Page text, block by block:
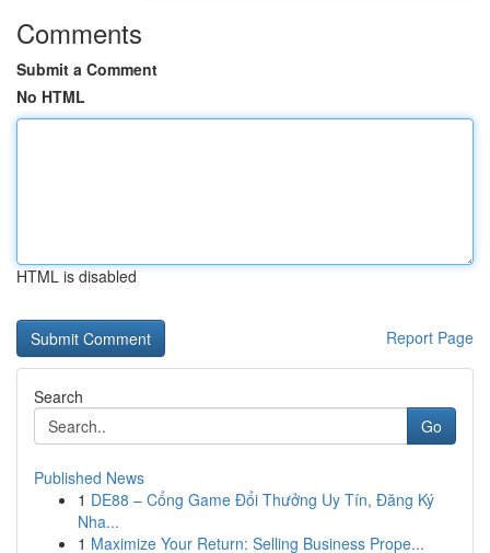
Comments
Submit a Comment
No HTML
HTML is disabled
Report Page
Search
Go
Published News
1 DE88 – Cổng Game Đổi Thưởng Uy Tín, Đăng Ký
Nha...
1 Maximize Your Return: Selling Business Prope...